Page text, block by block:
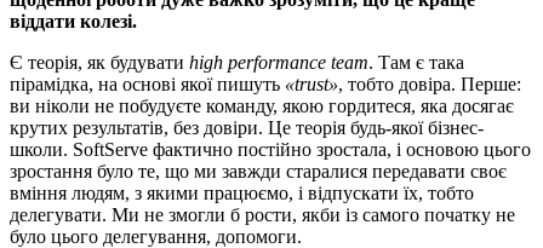
віддати колезі.
Є теорія, як будувати high performance team. Там є така
пірамідка, на основі якої пишуть «trust», тобто довіра. Перше:
ви ніколи не побудуєте команду, якою гордитеся, яка досягає
крутих результатів, без довіри. Це теорія будь-якої бізнес-
школи. SoftServe фактично постійно зростала, і основою цього
зростання було те, що ми завжди старалися передавати своє
вміння людям, з якими працюємо, і відпускати їх, тобто
делегувати. Ми не змогли б рости, якби із самого початку не
було цього делегування, допомоги.